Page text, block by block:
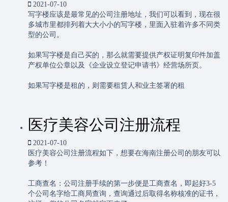
2021-07-10
写字楼应该是最常见的公司注册地址，我们可以看到，现在很
多城市里都排列着大大小小的写字楼，里面入驻着许多不同类
型的公司。
如果写字楼是自己买的，那么就需要提供产权证明复印件加盖
产权单位公章以及《企业设立登记申请书》经营场所页。
如果写字楼是租的，则需要租赁人和业主签署的租
医疗美容公司注册流程
2021-07-10
医疗美容公司注册流程如下，想要在海南注册公司的朋友可以
参考！
工商查名：公司注册手续的第一步便是工商查名，即起好3-5
个公司名字给工商局查询，查询通过后取得名称核准的证书，